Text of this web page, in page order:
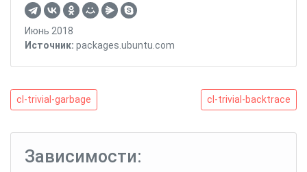
Июнь 2018
Источник: packages.ubuntu.com
Навигация
записям
cl-
trivial-
garbage
cl-trivial-garbage
cl-
trivial-
backtrace
cl-trivial-backtrace
Зависимости: